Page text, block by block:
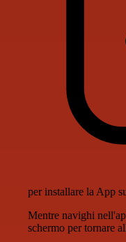
per installare la App
Mentre navighi
schermo per tornare